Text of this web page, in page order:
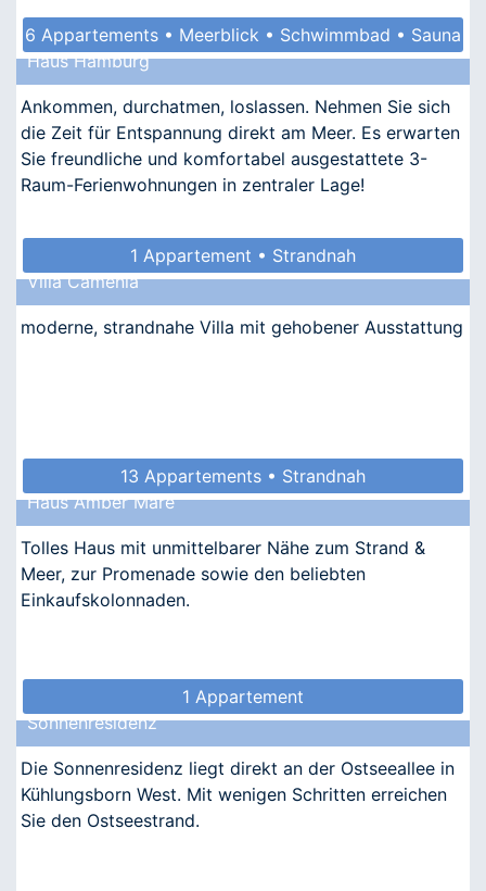
6 Appartements • Meerblick • Schwimmbad • Sauna
Haus Hamburg
Ankommen, durchatmen, loslassen. Nehmen Sie sich
die Zeit für Entspannung direkt am Meer. Es erwarten
Sie freundliche und komfortabel ausgestattete 3-
Raum-Ferienwohnungen in zentraler Lage!
1 Appartement • Strandnah
Villa Camenia
moderne, strandnahe Villa mit gehobener Ausstattung
13 Appartements • Strandnah
Haus Amber Mare
Tolles Haus mit unmittelbarer Nähe zum Strand &
Meer, zur Promenade sowie den beliebten
Einkaufskolonnaden.
1 Appartement
Sonnenresidenz
Die Sonnenresidenz liegt direkt an der Ostseeallee in
Kühlungsborn West. Mit wenigen Schritten erreichen
Sie den Ostseestrand.